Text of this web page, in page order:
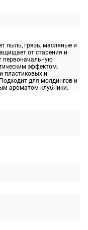
пыль, грязь, масляные и
от старения и
первоначальную
эффектом.
пластиковых и
для молдингов и
ароматом клубники.